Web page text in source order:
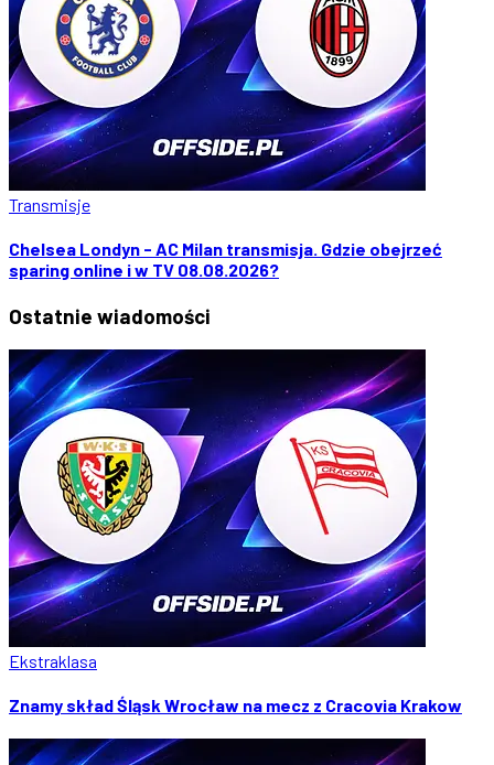
Transmisje
Chelsea Londyn - AC Milan transmisja. Gdzie obejrzeć
sparing online i w TV 08.08.2026?
Ostatnie wiadomości
Ekstraklasa
Znamy skład Śląsk Wrocław na mecz z Cracovia Krakow